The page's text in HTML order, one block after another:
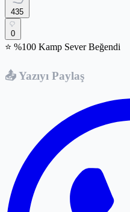
435
0
⭐ %100 Kamp Sever Beğendi
📤 Yazıyı Paylaş